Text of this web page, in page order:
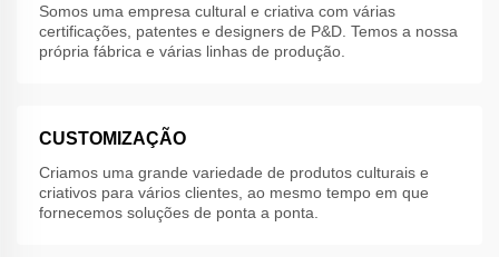
Somos uma empresa cultural e criativa com várias
certificações, patentes e designers de P&D. Temos a nossa
própria fábrica e várias linhas de produção.
CUSTOMIZAÇÃO
Criamos uma grande variedade de produtos culturais e
criativos para vários clientes, ao mesmo tempo em que
fornecemos soluções de ponta a ponta.